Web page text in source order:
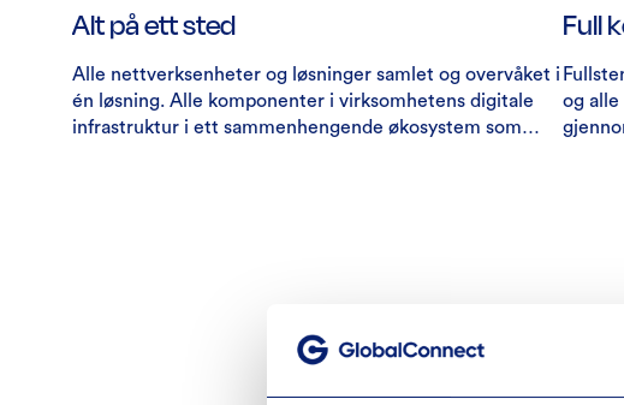
Alt på ett sted
Alle nettverksenheter og løsninger samlet og overvåket i
én løsning. Alle komponenter i virksomhetens digitale
infrastruktur i ett sammenhengende økosystem som
Full
og